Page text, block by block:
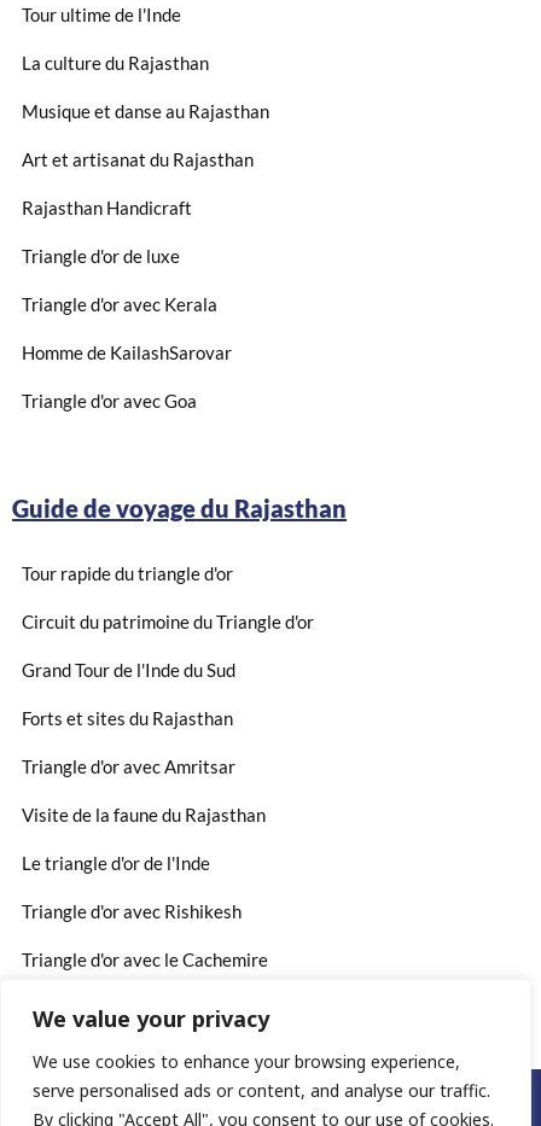
We value your privacy
We use cookies to enhance your browsing experience,
serve personalised ads or content, and analyse our traffic.
By clicking "Accept All", you consent to our use of cookies.
Tour ultime de l'Inde
La culture du Rajasthan
Musique et danse au Rajasthan
Art et artisanat du Rajasthan
Rajasthan Handicraft
Triangle d'or de luxe
Triangle d'or avec Kerala
Homme de KailashSarovar
Triangle d'or avec Goa
Guide de voyage du Rajasthan
Tour rapide du triangle d'or
Circuit du patrimoine du Triangle d'or
Grand Tour de l'Inde du Sud
Forts et sites du Rajasthan
Triangle d'or avec Amritsar
Visite de la faune du Rajasthan
Le triangle d'or de l'Inde
Triangle d'or avec Rishikesh
Triangle d'or avec le Cachemire
©2025. www.rajasthan-voyages.fr